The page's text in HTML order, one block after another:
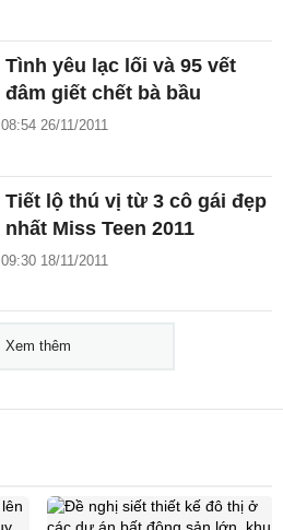
Tình yêu lạc lối và 95 vết
đâm giết chết bà bầu
08:54 26/11/2011
Tiết lộ thú vị từ 3 cô gái đẹp
nhất Miss Teen 2011
09:30 18/11/2011
Xem thêm